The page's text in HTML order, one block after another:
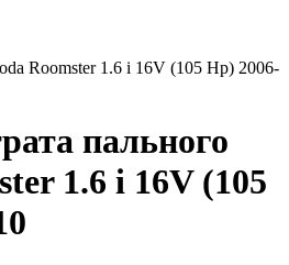
Roomster 1.6 i 16V (105 Hp) 2006-
пального
1.6 i 16V (105